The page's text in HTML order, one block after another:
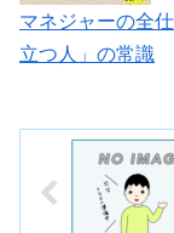
マネジャーの全
立つ人」の常識